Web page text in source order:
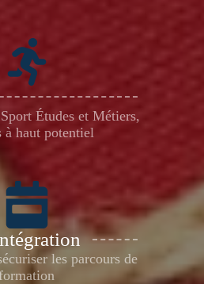
Études et Métiers,
à haut potentiel
les parcours de
formation